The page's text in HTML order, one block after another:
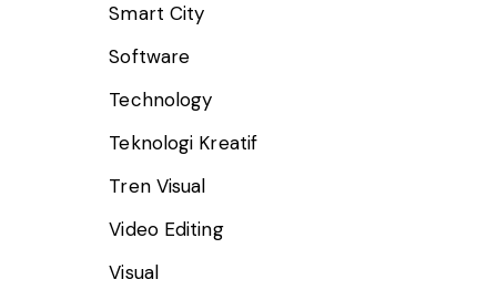
Smart City
Software
Technology
Teknologi Kreatif
Tren Visual
Video Editing
Visual